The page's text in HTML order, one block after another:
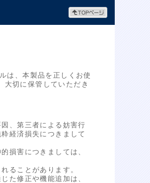
は、本製品を正しくお使
大切に保管していただき
、第三者による妨害行
経済損失につきまして
損害につきましては、
ることがあります。
た修正や機能追加は、